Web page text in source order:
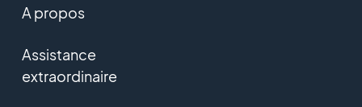
A propos
Assistance
extraordinaire